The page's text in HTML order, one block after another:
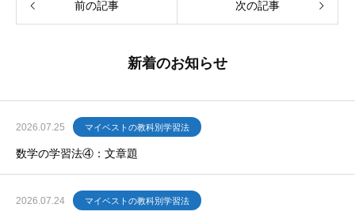
前の記事 次の記事
新着のお知らせ
2026.07.25 マイベストの教科別学習法
数学の学習法④：文章題
2026.07.24 マイベストの教科別学習法